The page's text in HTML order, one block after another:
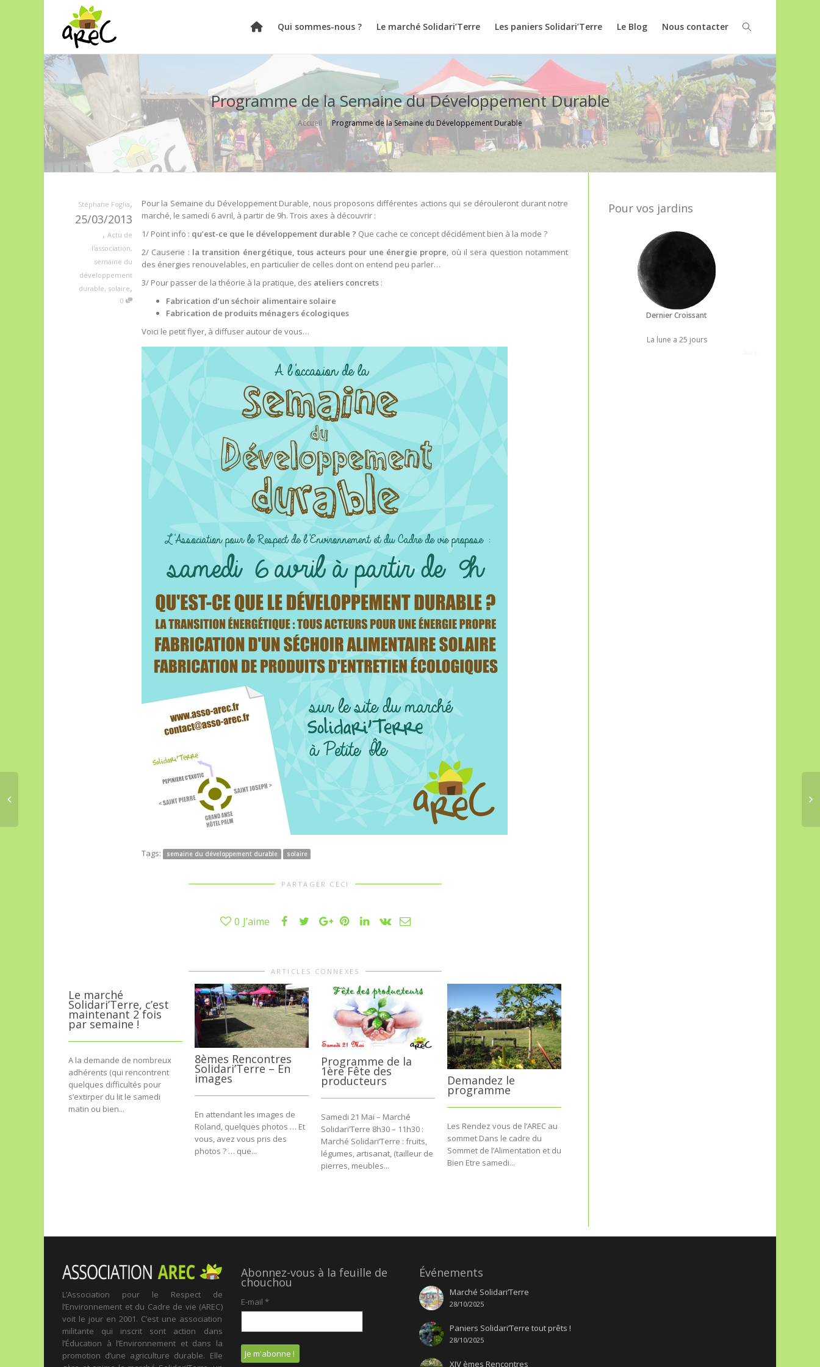
Qui sommes-nous ? Le marché Solidari’Terre Les paniers Solidari’Terre Le Blog Nous contacter
Programme de la Semaine du Développement Durable
Accueil Programme de la Semaine du Développement Durable
Stéphane Foglia,
25/03/2013
, Actu de
l'association,
semaine du
développement
durable, solaire,
0
Pour la Semaine du Développement Durable, nous proposons différentes actions qui se dérouleront durant notre
marché, le samedi 6 avril, à partir de 9h. Trois axes à découvrir :
1/ Point info : qu’est-ce que le développement durable ? Que cache ce concept décidément bien à la mode ?
2/ Causerie : la transition énergétique, tous acteurs pour une énergie propre, où il sera question notamment
des énergies renouvelables, en particulier de celles dont on entend peu parler…
3/ Pour passer de la théorie à la pratique, des ateliers concrets :
Fabrication d’un séchoir alimentaire solaire
Fabrication de produits ménagers écologiques
Voici le petit flyer, à diffuser autour de vous…
Tags: semaine du développement durable solaire
PARTAGER CECI
0 J’aime
ARTICLES CONNEXES
Le marché
Solidari’Terre, c’est
maintenant 2 fois
par semaine !
A la demande de nombreux
adhérents (qui rencontrent
quelques difficultés pour
s’extirper du lit le samedi
matin ou bien...
8èmes Rencontres
Solidari’Terre – En
images
En attendant les images de
Roland, quelques photos … Et
vous, avez vous pris des
photos ? … que...
Programme de la
1ère Fête des
producteurs
Samedi 21 Mai – Marché
Solidari’Terre 8h30 – 11h30 :
Marché Solidari’Terre : fruits,
légumes, artisanat, (tailleur de
pierres, meubles...
Demandez le
programme
Les Rendez vous de l’AREC au
sommet Dans le cadre du
Sommet de l’Alimentation et du
Bien Etre samedi...
Pour vos jardins
Dernier Croissant
La lune a 25 jours
L’Association pour le Respect de
l’Environnement et du Cadre de vie (AREC)
voit le jour en 2001. C’est une association
militante qui inscrit sont action dans
l’Éducation à l’Environnement et dans la
promotion d’une agriculture durable. Elle
Abonnez-vous à la feuille de
chouchou
E-mail *
Événements
Marché Solidari’Terre
28/10/2025
Paniers Solidari’Terre tout prêts !
28/10/2025
XIV èmes Rencontres